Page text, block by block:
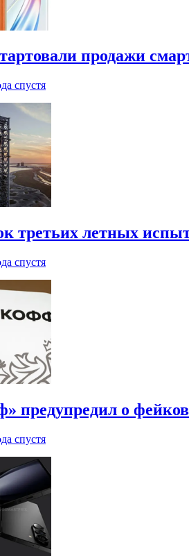
продажи
спустя
третьих летных
спустя
предупредил о
спустя